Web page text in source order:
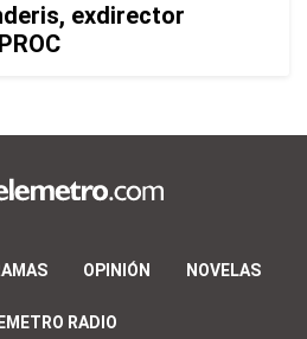
exdirector
OPINIÓN NOVELAS
RADIO